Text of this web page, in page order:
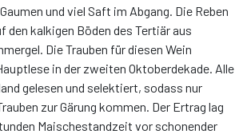
und viel Saft im Abgang. Die Reben
den kalkigen Böden des Tertiär aus
Die Trauben für diesen Wein
in der zweiten Oktoberdekade. Alle
gelesen und selektiert, sodass nur
zur Gärung kommen. Der Ertrag lag
Maischestandzeit vor schonender